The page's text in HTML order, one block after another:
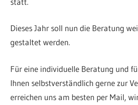
Dieses Jahr soll nun die Beratung
gestaltet werden.
Für eine individuelle Beratung und
Ihnen selbstverständlich gerne zur
erreichen uns am besten per Mail,